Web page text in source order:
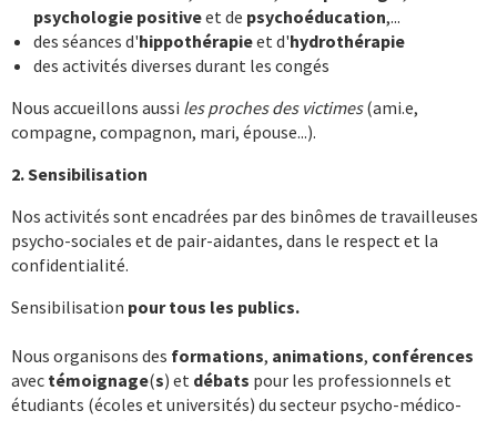
psychologie positiveet de psychoéducation,...
des séances d'hippothérapieet d'hydrothérapie
des activités diverses durant les congés
Nous accueillons aussi les proches des victimes(ami.e,
compagne, compagnon, mari, épouse...).
2. Sensibilisation
Nos activités sont encadrées par des binômes de travailleuses
psycho-sociales et de pair-aidantes, dans le respect et la
confidentialité.
Sensibilisation pour tous les publics.
Nous organisons des formations, animations, conférences
avec témoignage(s) et débats pour les professionnels et
étudiants (écoles et universités) du secteur psycho-médico-